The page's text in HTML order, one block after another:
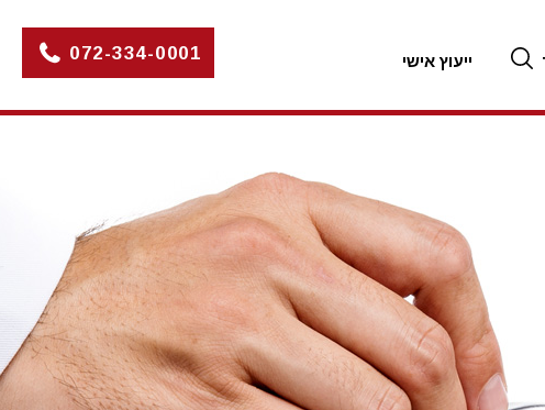
ייעוץ אישי 072-334-0001